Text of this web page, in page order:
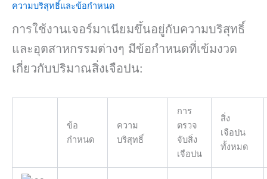
ความบริสุทธิ์และข้อกำหนด
การใช้งานเจอร์มาเนียมขึ้นอยู่กับความบริสุทธิ์
และอุตสาหกรรมต่างๆ มีข้อกำหนดที่เข้มงวด
เกี่ยวกับปริมาณสิ่งเจือปน:
ข้อ
กำหนด
ความ
บริสุทธิ์
การ
ตรวจ
จับสิ่ง
เจือปน
สิ่ง
เจือปน
ทั้งหมด